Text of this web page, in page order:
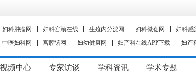
妇科肿瘤网 妇科宫颈在线 生殖内分泌网 妇科微创网 妇科感
中医妇科网
宫腔镜网 妇幼健康网 妇产科在线APP下载 妇产
视频中心 专家访谈 学科资讯 学术专题